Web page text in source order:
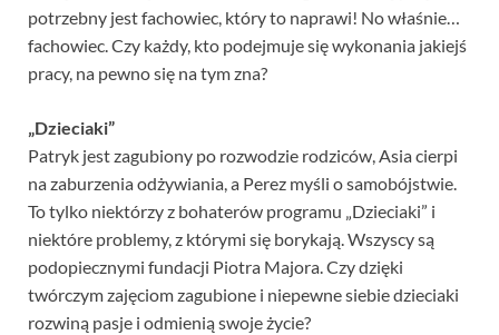
potrzebny jest fachowiec, który to naprawi! No właśnie…
fachowiec. Czy każdy, kto podejmuje się wykonania jakiejś
pracy, na pewno się na tym zna?
„Dzieciaki”
Patryk jest zagubiony po rozwodzie rodziców, Asia cierpi
na zaburzenia odżywiania, a Perez myśli o samobójstwie.
To tylko niektórzy z bohaterów programu „Dzieciaki” i
niektóre problemy, z którymi się borykają. Wszyscy są
podopiecznymi fundacji Piotra Majora. Czy dzięki
twórczym zajęciom zagubione i niepewne siebie dzieciaki
rozwiną pasje i odmienią swoje życie?